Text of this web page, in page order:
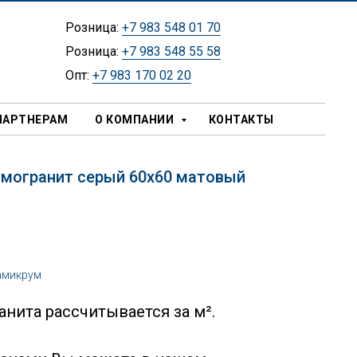
Розница: +7 983 548 01 70
Розница: +7 983 548 55 58
Опт: +7 983 170 02 20
О КОМПАНИИ КОНТАКТЫ
серый 60х60 матовый
рассчитывается за м².